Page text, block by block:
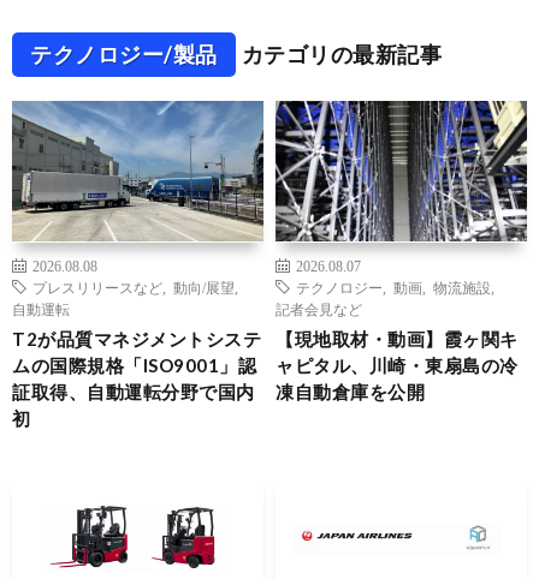
テクノロジー/製品 カテゴリの最新記事
2026.08.08
プレスリリースなど
動向/展望
自動運転
T2が品質マネジメントシステ
ムの国際規格「ISO9001」認
証取得、自動運転分野で国内
初
2026.08.07
テクノロジー
動画 物流施設
記者会見など
【現地取材・動画】霞ヶ関キ
ャピタル、川崎・東扇島の冷
凍自動倉庫を公開